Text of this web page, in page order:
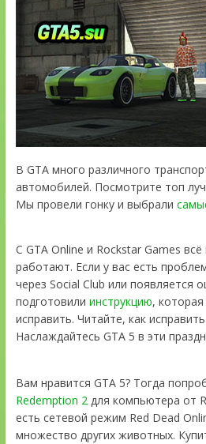
В GTA много различного
автомобилей. Посмотрите топ
Мы провели гонку и выбрали
С GTA Online и Rockstar Games
работают. Если у вас есть
через Social Club или появляется
подготовили инструкцию,
исправить. Читайте, как
Наслаждайтесь GTA 5 в эти
Вам нравится GTA 5? Тогда
Redemption 2для компьютера от
есть сетевой режим Red Dead
множество других животных.